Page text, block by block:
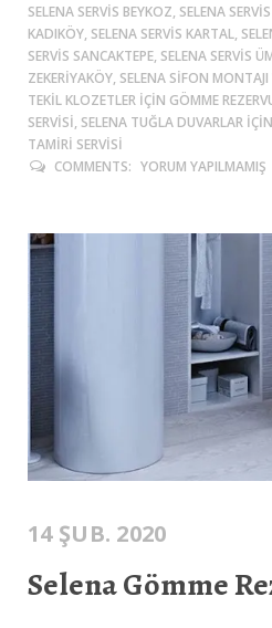
SELENA SERVIS BEYKOZ, SELENA
KADIKÖY, SELENA SERVIS KARTAL,
SERVIS SANCAKTEPE, SELENA SERVIS
ZEKERIYAKÖY, SELENA SIFON
TEKIL KLOZETLER IÇIN GÖMME
SERVISI, SELENA TUĞLA DUVARLAR
TAMIRI SERVISI
COMMENTS: YORUM YAPILMAMIŞ
14 ŞUB. 2020
Selena Gömme